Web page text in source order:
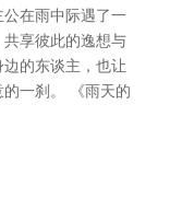
在雨中际遇了一
享彼此的逸想与
的东谈主，也让
一刹。 《雨天的